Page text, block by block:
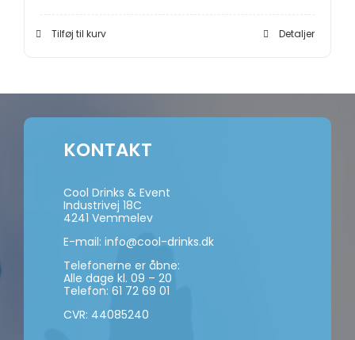
Tilføj til kurv Detaljer
KONTAKT
Cool Drinks & Event
Industrivej 18C
4241 Vemmelev
E-mail: info@cool-drinks.dk
Telefonerne er åbne:
Alle dage kl. 09 – 20
Telefon: 61 72 69 01
CVR: 44085240